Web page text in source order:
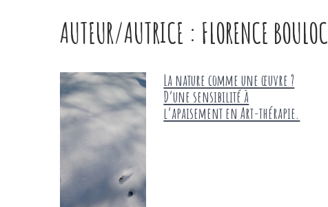
AUTEUR/AUTRICE : FLORENCE BOULOC
La nature comme une œuvre ?
D’une sensibilité à
l’apaisement en Art-thérapie.